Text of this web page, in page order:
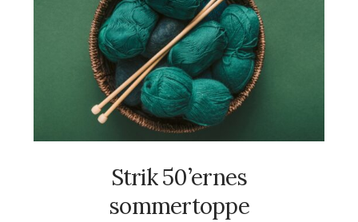
Strik 50’ernes
sommertoppe